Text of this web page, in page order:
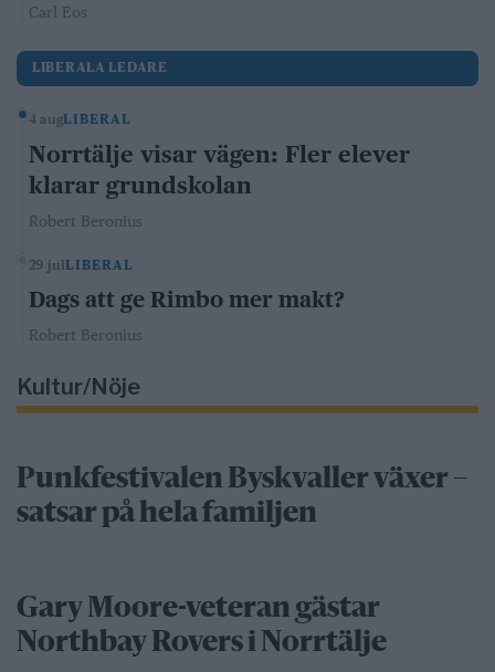
Carl Eos
LIBERALA LEDARE
4 augLIBERAL
Norrtälje visar vägen: Fler elever
klarar grundskolan
Robert Beronius
29 julLIBERAL
Dags att ge Rimbo mer makt?
Robert Beronius
Kultur/Nöje
Punkfestivalen Byskvaller växer –
satsar på hela familjen
Gary Moore-veteran gästar
Northbay Rovers i Norrtälje